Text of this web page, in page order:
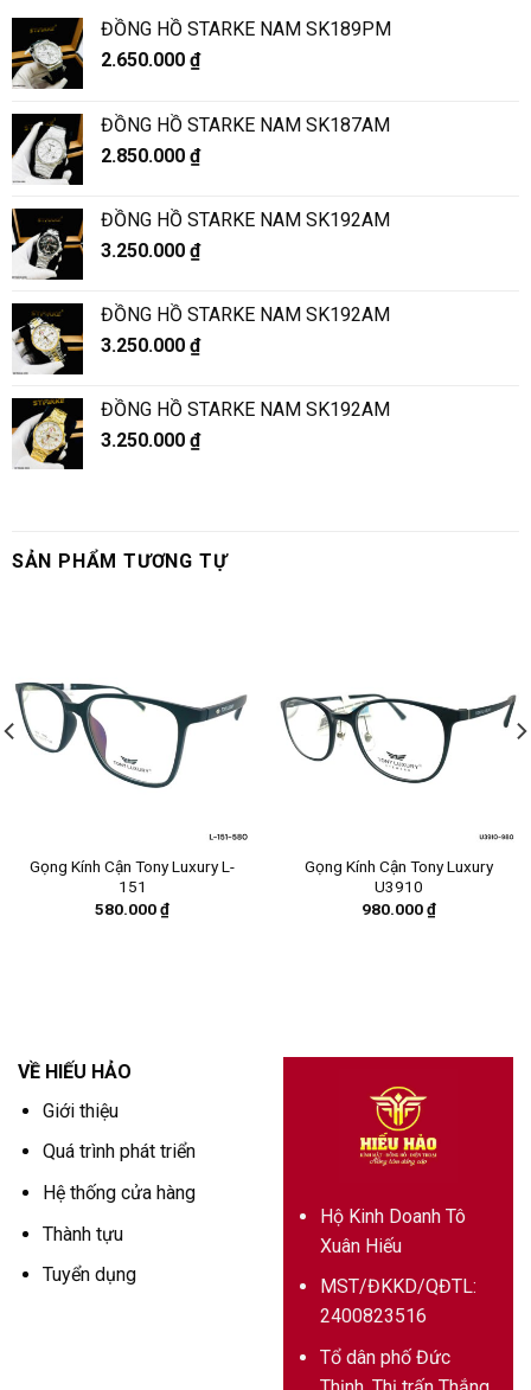
ĐỒNG HỒ STARKE NAM SK189PM
2.650.000 ₫
ĐỒNG HỒ STARKE NAM SK187AM
2.850.000 ₫
ĐỒNG HỒ STARKE NAM SK192AM
3.250.000 ₫
ĐỒNG HỒ STARKE NAM SK192AM
3.250.000 ₫
ĐỒNG HỒ STARKE NAM SK192AM
3.250.000 ₫
SẢN PHẨM TƯƠNG TỰ
Gọng Kính Cận Tony Luxury L-
151
580.000₫
Gọng Kính Cận Tony Luxury
U3910
980.000₫
VỀ HIẾU HẢO
Giới thiệu
Quá trình phát triển
Hệ thống cửa hàng
Thành tựu
Tuyển dụng
Hộ Kinh Doanh Tô
Xuân Hiếu
MST/ĐKKD/QĐTL:
2400823516
Tổ dân phố Đức